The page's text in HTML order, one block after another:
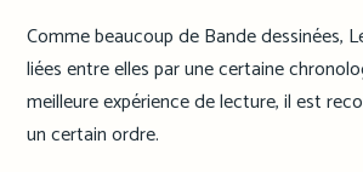
Comme beaucoup de Bande dessinées,
liées entre elles par une certaine
meilleure expérience de lecture, il est
un certain ordre.